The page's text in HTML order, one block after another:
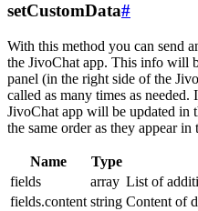
setCustomData#
With this method you can send
the JivoChat app. This info will
panel (in the right side of the
called as many times as
JivoChat app will be updated in
the same order as they appear in
Name Type
fields
array List of
fields.content string Content of